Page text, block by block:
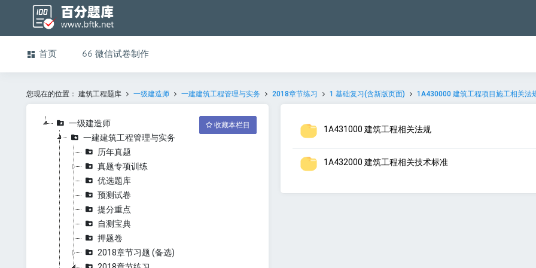
首页 微信试卷制作
您现在的位置： 建筑工程题库 一级建造师 一建建筑工程管理与实务 2018章节练习 1 基础复习(含新版页面) 1A430000 建筑工程项目施工相关法
收藏本栏目
一级建造师
一建建筑工程管理与实务
历年真题
真题专项训练
优选题库
预测试卷
提分重点
自测宝典
押题卷
2018章节习题 (备选)
1A431000 建筑工程相关法规
1A432000 建筑工程相关技术标准